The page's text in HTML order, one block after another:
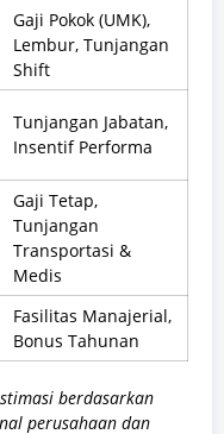
Gaji Pokok (UMK),
Lembur, Tunjangan
Shift
Tunjangan Jabatan,
Insentif Performa
Gaji Tetap,
Tunjangan
Transportasi &
Medis
Fasilitas Manajerial,
Bonus Tahunan
berdasarkan
perusahaan dan